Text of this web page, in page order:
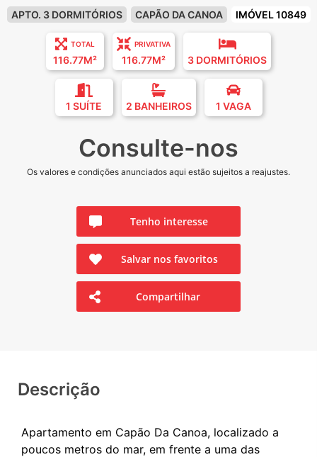
APTO. 3 DORMITÓRIOS CAPÃO DA CANOA IMÓVEL 10849
TOTAL
116.77M²
PRIVATIVA
116.77M² 3 DORMITÓRIOS
1 SUÍTE 2 BANHEIROS 1 VAGA
Consulte-nos
Os valores e condições anunciados aqui estão sujeitos a reajustes.
Tenho interesse
Salvar nos favoritos
Compartilhar
Descrição
Apartamento em Capão Da Canoa, localizado a
poucos metros do mar, em frente a uma das